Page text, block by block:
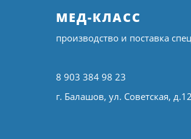
МЕД-КЛАСС
производство и поставка
8 903 384 98 23
г. Балашов, ул. Советская,